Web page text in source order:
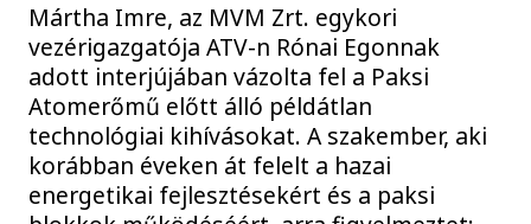
Mártha Imre, az MVM Zrt. egykori
vezérigazgatója ATV-n Rónai Egonnak
adott interjújában vázolta fel a Paksi
Atomerőmű előtt álló példátlan
technológiai kihívásokat. A szakember, aki
korábban éveken át felelt a hazai
energetikai fejlesztésekért és a paksi